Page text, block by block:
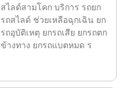
สไลด์สามโคก บริการ รถยก
รถสไลด์ ช่วยเหลือฉุกเฉิน ยก
รถอุบัติเหตุ ยกรถเสีย ยกรถตก
ข้างทาง ยกรถแบตหมด ร